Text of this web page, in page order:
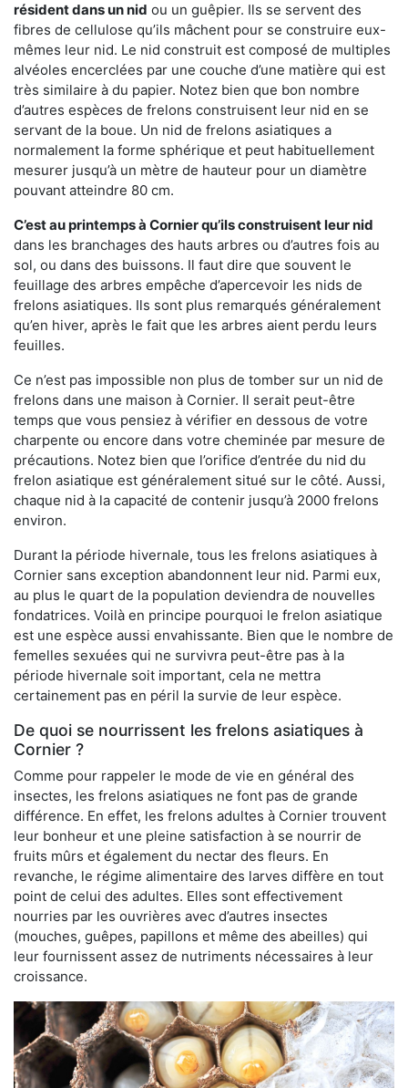
résident dans un nid ou un guêpier. Ils se servent des
fibres de cellulose qu’ils mâchent pour se construire eux-
mêmes leur nid. Le nid construit est composé de multiples
alvéoles encerclées par une couche d’une matière qui est
très similaire à du papier. Notez bien que bon nombre
d’autres espèces de frelons construisent leur nid en se
servant de la boue. Un nid de frelons asiatiques a
normalement la forme sphérique et peut habituellement
mesurer jusqu’à un mètre de hauteur pour un diamètre
pouvant atteindre 80 cm.
C’est au printemps à Cornier qu’ils construisent leur nid
dans les branchages des hauts arbres ou d’autres fois au
sol, ou dans des buissons. Il faut dire que souvent le
feuillage des arbres empêche d’apercevoir les nids de
frelons asiatiques. Ils sont plus remarqués généralement
qu’en hiver, après le fait que les arbres aient perdu leurs
feuilles.
Ce n’est pas impossible non plus de tomber sur un nid de
frelons dans une maison à Cornier. Il serait peut-être
temps que vous pensiez à vérifier en dessous de votre
charpente ou encore dans votre cheminée par mesure de
précautions. Notez bien que l’orifice d’entrée du nid du
frelon asiatique est généralement situé sur le côté. Aussi,
chaque nid à la capacité de contenir jusqu’à 2000 frelons
environ.
Durant la période hivernale, tous les frelons asiatiques à
Cornier sans exception abandonnent leur nid. Parmi eux,
au plus le quart de la population deviendra de nouvelles
fondatrices. Voilà en principe pourquoi le frelon asiatique
est une espèce aussi envahissante. Bien que le nombre de
femelles sexuées qui ne survivra peut-être pas à la
période hivernale soit important, cela ne mettra
certainement pas en péril la survie de leur espèce.
De quoi se nourrissent les frelons asiatiques à
Cornier ?
Comme pour rappeler le mode de vie en général des
insectes, les frelons asiatiques ne font pas de grande
différence. En effet, les frelons adultes à Cornier trouvent
leur bonheur et une pleine satisfaction à se nourrir de
fruits mûrs et également du nectar des fleurs. En
revanche, le régime alimentaire des larves diffère en tout
point de celui des adultes. Elles sont effectivement
nourries par les ouvrières avec d’autres insectes
(mouches, guêpes, papillons et même des abeilles) qui
leur fournissent assez de nutriments nécessaires à leur
croissance.